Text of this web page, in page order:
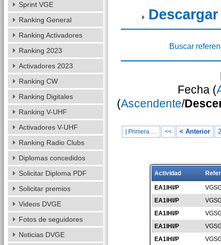
Buscar
Fecha (
(Ascendente/
| Primera … << < Anterior
Actividad
EA1IHI/P
EA1IHI/P
EA1IHI/P
EA1IHI/P
EA1IHI/P
Sprint VGE
Ranking General
Ranking Activadores
Ranking 2023
Activadores 2023
Ranking CW
Ranking Digitales
Ranking V-UHF
Activadores V-UHF
Ranking Radio Clubs
Diplomas concedidos
Solicitar Diploma PDF
Solicitar premios
Videos DVGE
Fotos de seguidores
Noticias DVGE